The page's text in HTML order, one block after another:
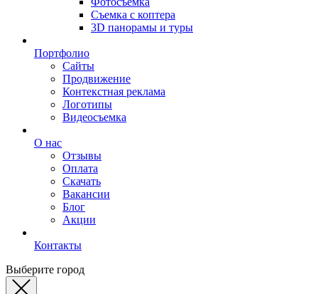
Съемка с коптера
3D панорамы и туры
Портфолио
Сайты
Продвижение
Контекстная реклама
Логотипы
Видеосъемка
О нас
Отзывы
Оплата
Скачать
Вакансии
Блог
Акции
Контакты
Выберите город